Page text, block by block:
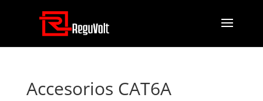
Accesorios CAT6A